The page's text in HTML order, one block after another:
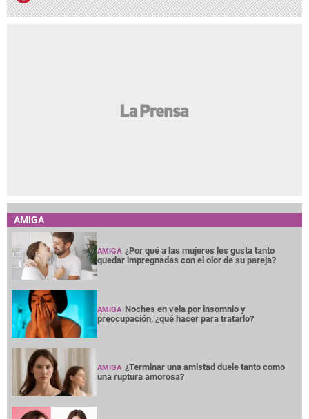
AMIGA
AMIGA ¿Por qué a las mujeres les gusta tanto
quedar impregnadas con el olor de su pareja?
AMIGA Noches en vela por insomnio y
preocupación, ¿qué hacer para tratarlo?
AMIGA ¿Terminar una amistad duele tanto como
una ruptura amorosa?